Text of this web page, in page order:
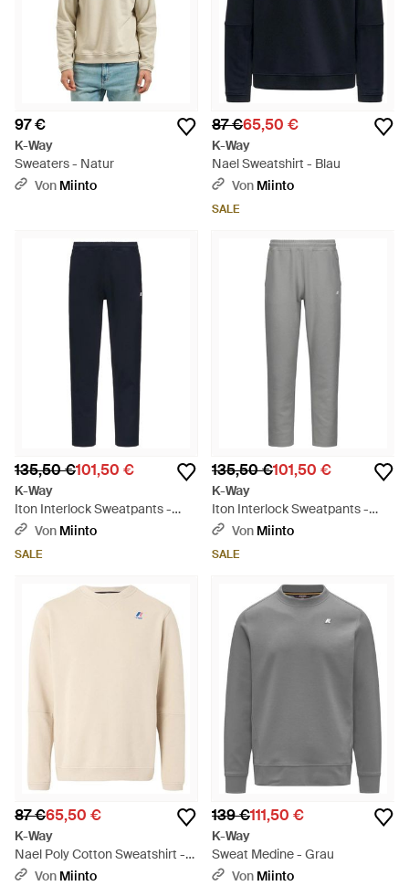
97 €
K-Way
Sweaters - Natur
Von Miinto
87 €65,50 €
K-Way
Nael Sweatshirt - Blau
Von Miinto
SALE
135,50 €101,50 €
K-Way
Iton Interlock Sweatpants -
BlauVon Miinto
SALE
135,50 €101,50 €
K-Way
Iton Interlock Sweatpants -
GrauVon Miinto
SALE
87 €65,50 €
K-Way
Nael Poly Cotton Sweatshirt -
WeißVon Miinto
139 €111,50 €
K-Way
Sweat Medine - Grau
Von Miinto